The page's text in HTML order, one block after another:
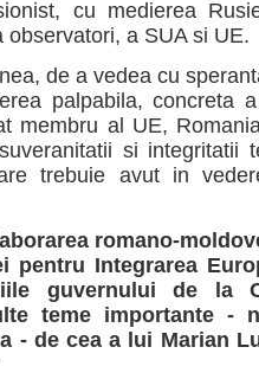
cu medierea
a SUA si UE.
de a vedea cu
palpabila, concreta
membru al UE,
si integritatii
trebuie avut in
romano-
pentru Integrarea
guvernului de la
teme importante -
- de cea a lui Marian